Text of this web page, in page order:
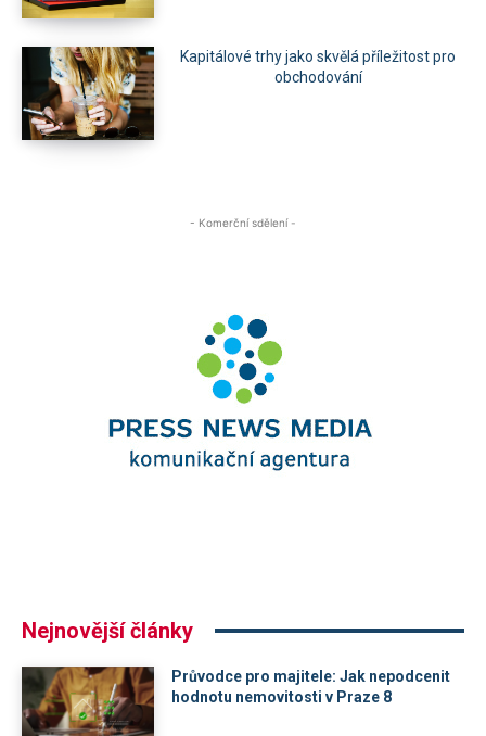
Kapitálové trhy jako skvělá příležitost pro
obchodování
- Komerční sdělení -
Nejnovější články
Průvodce pro majitele: Jak nepodcenit
hodnotu nemovitosti v Praze 8